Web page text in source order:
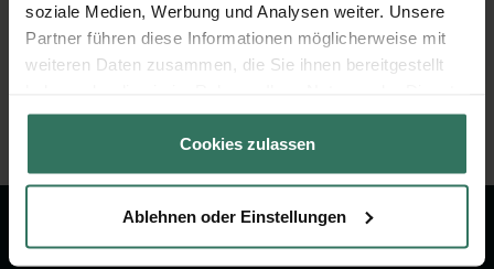
soziale Medien, Werbung und Analysen weiter. Unsere
Partner führen diese Informationen möglicherweise mit
weiteren Daten zusammen, die Sie ihnen bereitgestellt
gesammelt haben.
Cookies zulassen
Ablehnen oder Einstellungen
Dobelweg 23
85567 Grafing